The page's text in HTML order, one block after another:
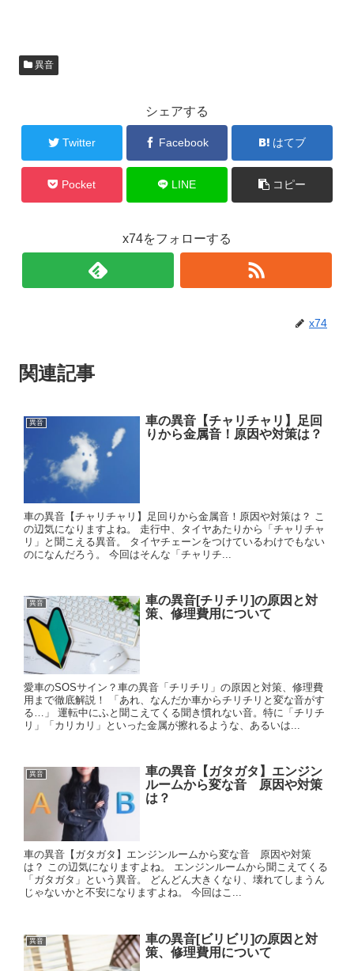
異音
シェアする
Twitter Facebook はてブ
Pocket LINE コピー
x74をフォローする
x74
関連記事
異音
車の異音【チャリチャリ】足回
りから金属音！原因や対策は？
車の異音【チャリチャリ】足回りから金属音！原因や対策は？ こ
の辺気になりますよね。 走行中、タイヤあたりから「チャリチャ
リ」と聞こえる異音。 タイヤチェーンをつけているわけでもない
のになんだろう。 今回はそんな「チャリチ...
異音
車の異音[チリチリ]の原因と対
策、修理費用について
愛車のSOSサイン？車の異音「チリチリ」の原因と対策、修理費
用まで徹底解説！ 「あれ、なんだか車からチリチリと変な音がす
る…」 運転中にふと聞こえてくる聞き慣れない音。特に「チリチ
リ」「カリカリ」といった金属が擦れるような、あるいは...
異音
車の異音【ガタガタ】エンジン
ルームから変な音 原因や対策
は？
車の異音【ガタガタ】エンジンルームから変な音 原因や対策
は？ この辺気になりますよね。 エンジンルームから聞こえてくる
「ガタガタ」という異音。 どんどん大きくなり、壊れてしまうん
じゃないかと不安になりますよね。 今回はこ...
異音
車の異音[ビリビリ]の原因と対
策、修理費用について